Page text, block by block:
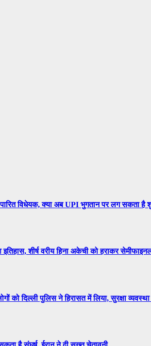
विधेयक, क्या अब UPI भुगतान पर लग सकता है
इतिहास, शीर्ष वरीय हिना अकेची को हराकर
को दिल्ली पुलिस ने हिरासत में लिया, सुरक्षा